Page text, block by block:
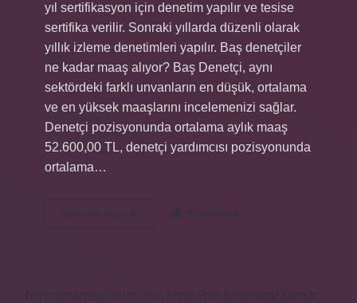
yıl sertifikasyon için denetim yapılır ve tesise
sertifika verilir. Sonraki yıllarda düzenli olarak
yıllık izleme denetimleri yapılır. Baş denetçiler
ne kadar maaş alıyor? Baş Denetçi, aynı
sektördeki farklı unvanların en düşük, ortalama
ve en yüksek maaşlarını incelemenizi sağlar.
Denetçi pozisyonunda ortalama aylık maaş
52.600,00 TL, denetçi yardımcısı pozisyonunda
ortalama…
Devamını okuyun
Sertifikalı
Baş
Yorum Bırak
https://rosmedforum.com
https://btibbimedikal.com.tr